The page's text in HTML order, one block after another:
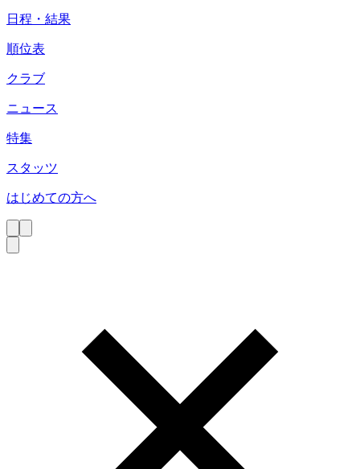
日程・結果
順位表
クラブ
ニュース
特集
スタッツ
はじめての方へ